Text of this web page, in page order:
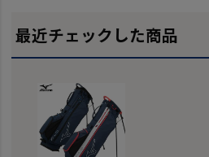
最近チェックした商品